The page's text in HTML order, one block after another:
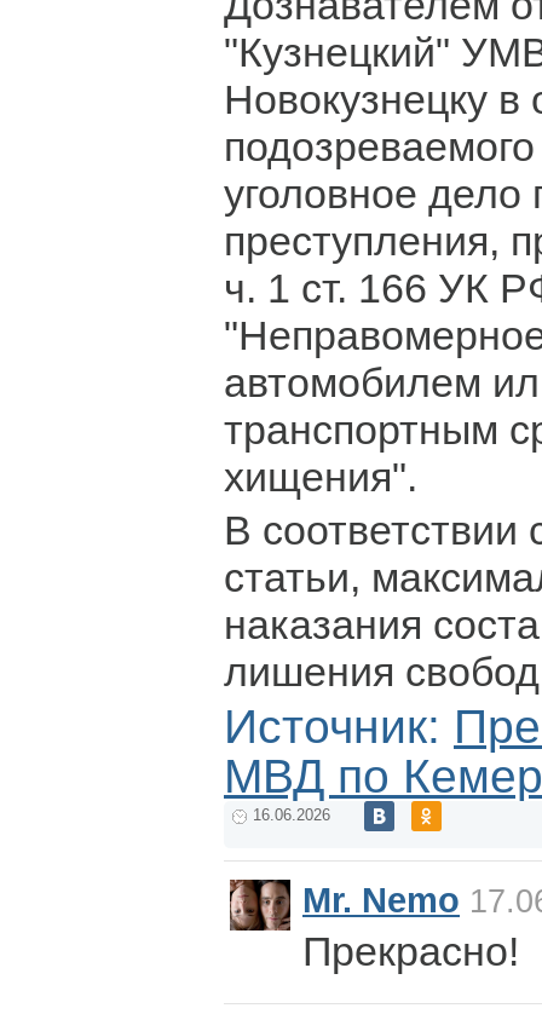
"Кузнецкий"
Новокузнецку
уголовное дело
преступления,
ч. 1 ст. 166 УК
автомобилем
транспортным
хищения".
В соответствии
статьи,
наказания
лишения
Источник:
МВД по
16.06.2026
Mr. Nemo
Прекрасно!